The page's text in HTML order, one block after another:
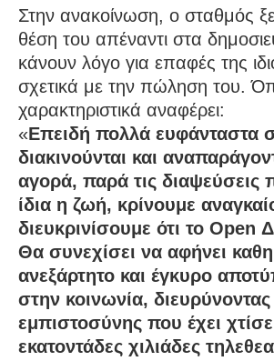
Στην ανακοίνωση, ο σταθμός
θέση του απέναντι στα
κάνουν λόγο για επαφές της
σχετικά με την πώληση του.
χαρακτηριστικά αναφέρει:
«Επειδή πολλά ευφάνταστα
διακινούνται και
αγορά, παρά τις διαψεύσεις
ίδια η ζωή, κρίνουμε
διευκρινίσουμε ότι το Open
Θα συνεχίσει να αφήνει
ανεξάρτητο και έγκυρο
στην κοινωνία,
εμπιστοσύνης που έχει
εκατοντάδες χιλιάδες